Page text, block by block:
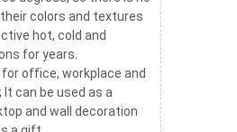
kısmen farklılıklar
is a set of 3 plates with
25cm and 30cm.
artistic collection
been carefully studied
brushes.